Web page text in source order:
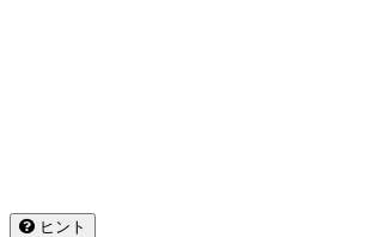
ヒント